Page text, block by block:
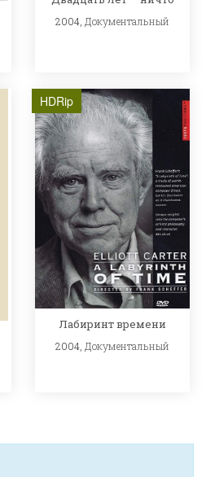
2004,Документальный
HDRip
Лабиринт времени
2004, Документальный